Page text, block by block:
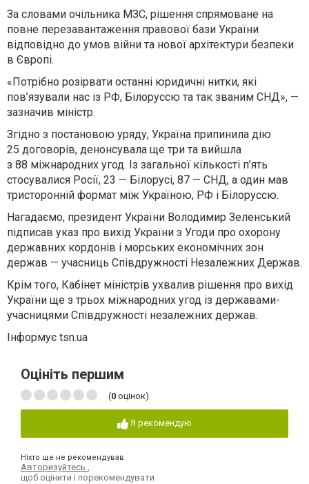
За словами очільника МЗС, рішення спрямоване на
повне перезавантаження правової бази України
відповідно до умов війни та нової архітектури безпеки
в Європі.
«Потрібно розірвати останні юридичні нитки, які
пов’язували нас із РФ, Білоруссю та так званим СНД», —
зазначив міністр.
Згідно з постановою уряду, Україна припинила дію
25 договорів, денонсувала ще три та вийшла
з 88 міжнародних угод. Із загальної кількості п’ять
стосувалися Росії, 23 — Білорусі, 87 — СНД, а один мав
тристоронній формат між Україною, РФ і Білоруссю.
Нагадаємо, президент України Володимир Зеленський
підписав указ про вихід України з Угоди про охорону
державних кордонів і морських економічних зон
держав — учасниць Співдружності Незалежних Держав.
Крім того, Кабінет міністрів ухвалив рішення про вихід
України ще з трьох міжнародних угод із державами-
учасницями Співдружності незалежних держав.
Інформує tsn.ua
Оцініть першим
(0 оцінок)
Я рекомендую
Ніхто ще не рекомендував
Авторизуйтесь ,
щоб оцінити і порекомендувати